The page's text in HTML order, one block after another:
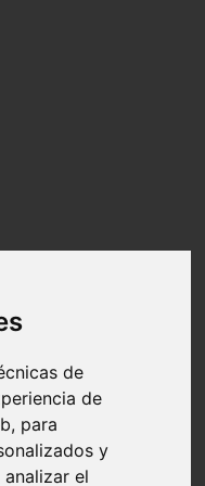
de
de
para
y
el